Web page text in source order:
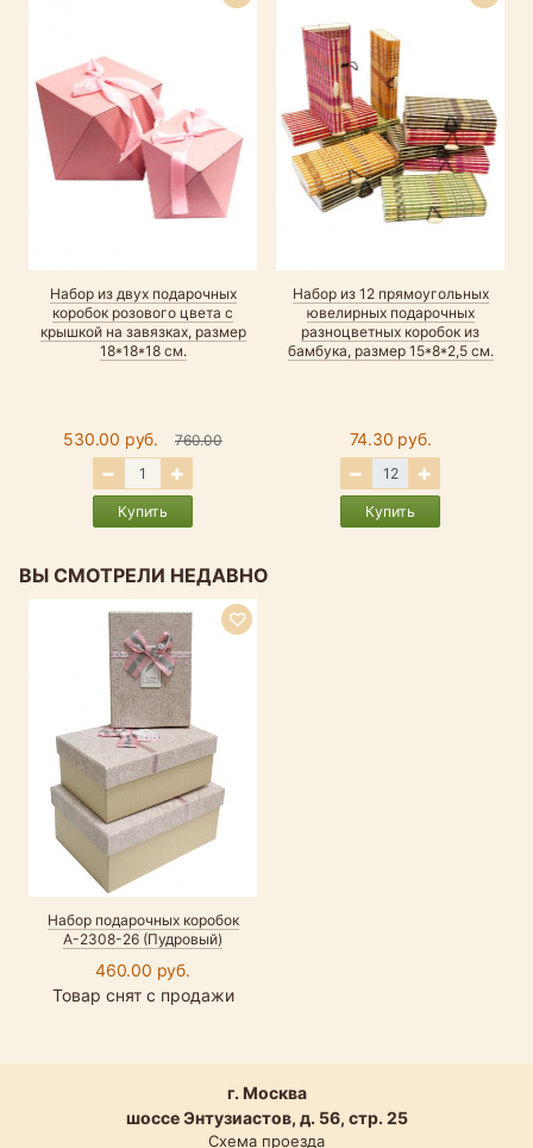
Набор из двух подарочных
коробок розового цвета с
крышкой на завязках, размер
18*18*18 см.
530.00 руб. 760.00
Купить
Набор из 12 прямоугольных
ювелирных подарочных
разноцветных коробок из
бамбука, размер 15*8*2,5 см.
74.30 руб.
Купить
ВЫ СМОТРЕЛИ НЕДАВНО
Набор подарочных коробок
А-2308-26 (Пудровый)
460.00 руб.
Товар снят с продажи
г. Москва
шоссе Энтузиастов, д. 56, стр. 25
Схема проезда